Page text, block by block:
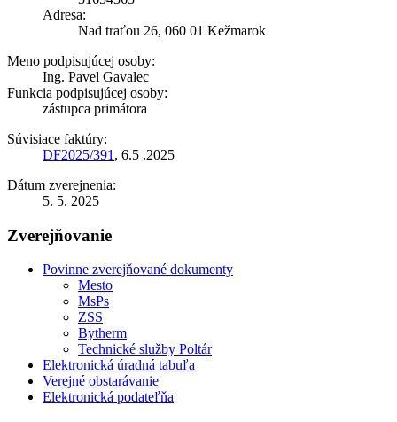
Adresa:
Nad traťou 26, 060 01 Kežmarok
Meno podpisujúcej osoby:
Ing. Pavel Gavalec
Funkcia podpisujúcej osoby:
zástupca primátora
Súvisiace faktúry:
DF2025/391 , 6.5 .2025
Dátum zverejnenia:
5. 5. 2025
Zverejňovanie
Povinne zverejňované dokumenty
Mesto
MsPs
ZSS
Bytherm
Technické služby Poltár
Elektronická úradná tabuľa
Verejné obstarávanie
Elektronická podateľňa